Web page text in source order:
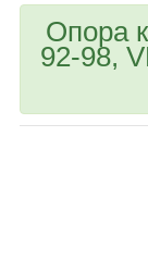
Опора
92-98,